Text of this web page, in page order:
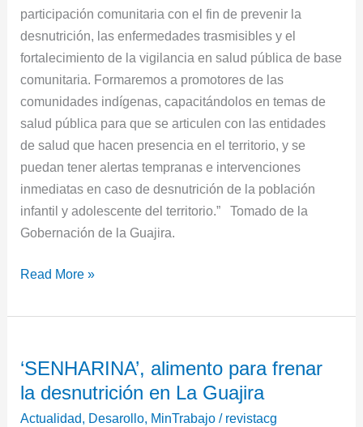
participación comunitaria con el fin de prevenir la
desnutrición, las enfermedades trasmisibles y el
fortalecimiento de la vigilancia en salud pública de base
comunitaria. Formaremos a promotores de las
comunidades indígenas, capacitándolos en temas de
salud pública para que se articulen con las entidades
de salud que hacen presencia en el territorio, y se
puedan tener alertas tempranas e intervenciones
inmediatas en caso de desnutrición de la población
infantil y adolescente del territorio.” Tomado de la
Gobernación de la Guajira.
Read More »
‘SENHARINA’, alimento para frenar
la desnutrición en La Guajira
Actualidad, Desarollo, MinTrabajo / revistacg
alimento
para
frenar